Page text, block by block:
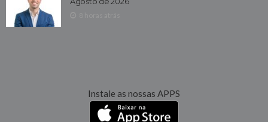
Instale as nossas APPS